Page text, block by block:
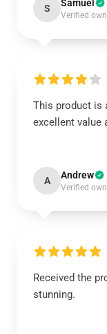
S Samuel
Verified
This product is
excellent value
A Andrew
Verified
Received the
stunning.